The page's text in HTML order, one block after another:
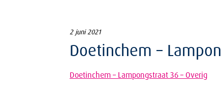
2 juni 2021
Doetinchem –
Doetinchem – Lampongstraat 36 – Overig